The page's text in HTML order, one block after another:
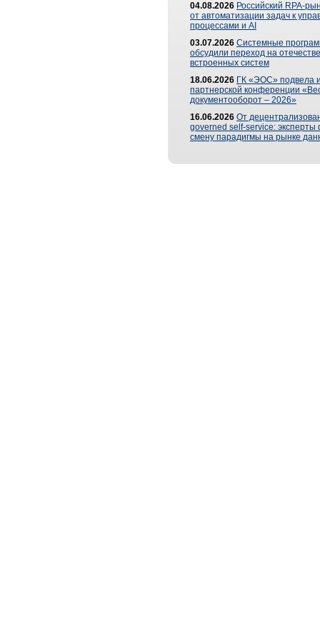
04.08.2026 Российский RPA-
от автоматизации задач к
процессами и AI
03.07.2026 Системные
обсудили переход на
встроенных систем
18.06.2026 ГК «ЭОС» подвела
партнерской конференции
документооборот – 2026»
16.06.2026 От
governed self-service: эксперты
смену парадигмы на рынке